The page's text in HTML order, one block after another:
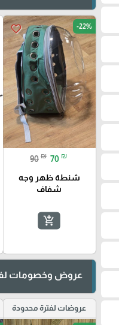
favorite_border -22%
90 ₪ 70 ₪
شنطة ظهر وجه
شفاف
add_shopping_cart
عروض وخصومات
عروضات لفترة محدودة